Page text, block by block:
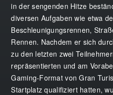
in der sengenden Hitze
diversen Aufgaben wie etwa
Beschleunigungsrennen,
Rennen. Nachdem er sich
zu den letzten zwei
repräsentierten und am
Gaming-Format von Gran
Startplatz qualifiziert hatten,